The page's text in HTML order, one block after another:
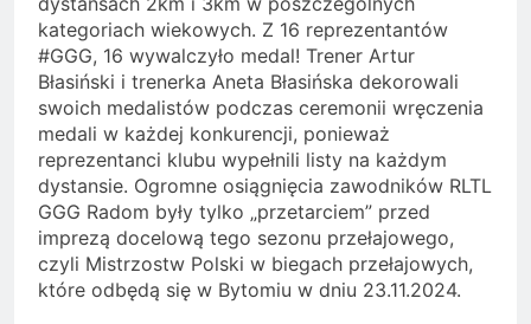
kategoriach wiekowych. Z 16 reprezentantów
#GGG, 16 wywalczyło medal! Trener Artur
Błasiński i trenerka Aneta Błasińska dekorowali
swoich medalistów podczas ceremonii wręczenia
medali w każdej konkurencji, ponieważ
reprezentanci klubu wypełnili listy na każdym
dystansie. Ogromne osiągnięcia zawodników RLTL
GGG Radom były tylko „przetarciem” przed
imprezą docelową tego sezonu przełajowego,
czyli Mistrzostw Polski w biegach przełajowych,
które odbędą się w Bytomiu w dniu 23.11.2024.